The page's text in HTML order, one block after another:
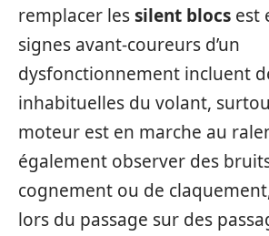
remplacer lessilent blocs est
signes avant-coureurs d’un
dysfonctionnement incluent
inhabituelles du volant,
moteur est en marche au
également observer des
cognement ou de
lors du passage sur des